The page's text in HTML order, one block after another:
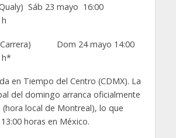
Sáb 23 mayo 16:00
(Carrera) Dom 24 mayo 14:00
en Tiempo del Centro (CDMX). La
del domingo arranca oficialmente
(hora local de Montreal), lo que
horas en México.